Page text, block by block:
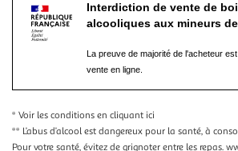
Interdiction de vente de
alcooliques aux mineurs
La preuve de majorité de l'acheteur
vente en ligne.
* Voir les conditions en cliquant ici
** L’abus d’alcool est dangereux pour la santé, à
Pour votre santé, évitez de grignoter entre les repas.